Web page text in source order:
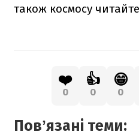
також космосу читайте
❤️
0
👍
0
😁
0
Повʼязані теми: